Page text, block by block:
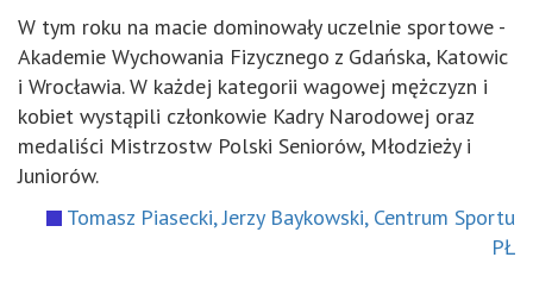
W tym roku na macie dominowały uczelnie sportowe -
Akademie Wychowania Fizycznego z Gdańska, Katowic
i Wrocławia. W każdej kategorii wagowej mężczyzn i
kobiet wystąpili członkowie Kadry Narodowej oraz
medaliści Mistrzostw Polski Seniorów, Młodzieży i
Juniorów.
Tomasz Piasecki, Jerzy Baykowski, Centrum Sportu
PŁ